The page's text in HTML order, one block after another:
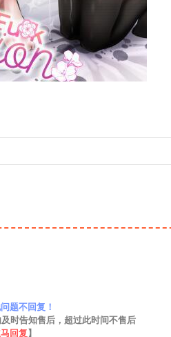
题不回复！
时告知售后，超过此时间不售后
回复】